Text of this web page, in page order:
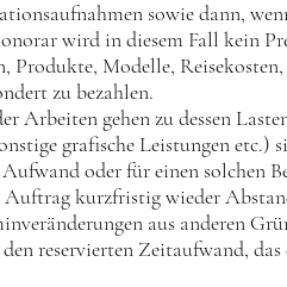
sowie dann,
wird in diesem Fall kein
Modelle,
zu bezahlen.
Arbeiten gehen zu dessen
grafische Leistungen
oder für einen solchen
kurzfristig wieder
aus anderen
reservierten Zeitaufwand,